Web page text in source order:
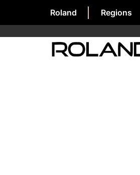
Roland
Regions